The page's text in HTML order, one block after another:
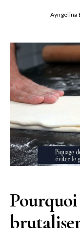
Ayngelina